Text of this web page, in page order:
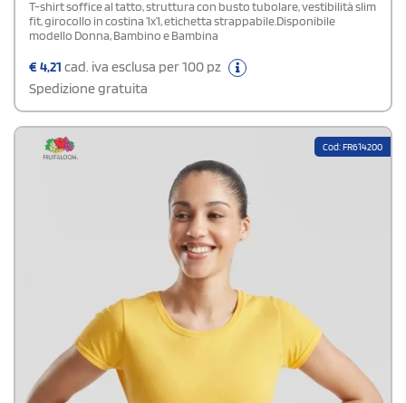
T-shirt soffice al tatto, struttura con busto tubolare, vestibilità slim
fit, girocollo in costina 1x1, etichetta strappabile.Disponibile
modello Donna, Bambino e Bambina
€4,21 cad. iva esclusa per 100 pz
Spedizione gratuita
Cod: FR614200